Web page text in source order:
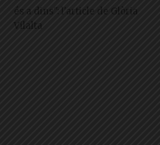
és a dins": l'article de Glòria
Vilalta